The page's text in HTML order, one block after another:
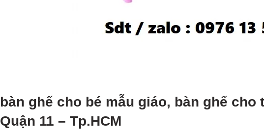
bàn ghế cho bé mẫu giáo, bàn ghế cho
Quận 11 – Tp.HCM